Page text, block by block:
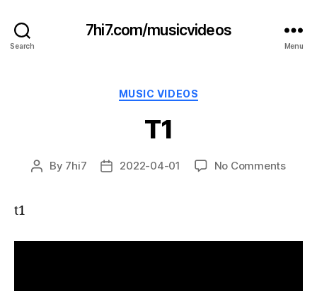
Search
7hi7.com/musicvideos
Menu
Categories
MUSIC VIDEOS
T1
Post
By 7hi7
Post2022-04-01 No Commentson
t1